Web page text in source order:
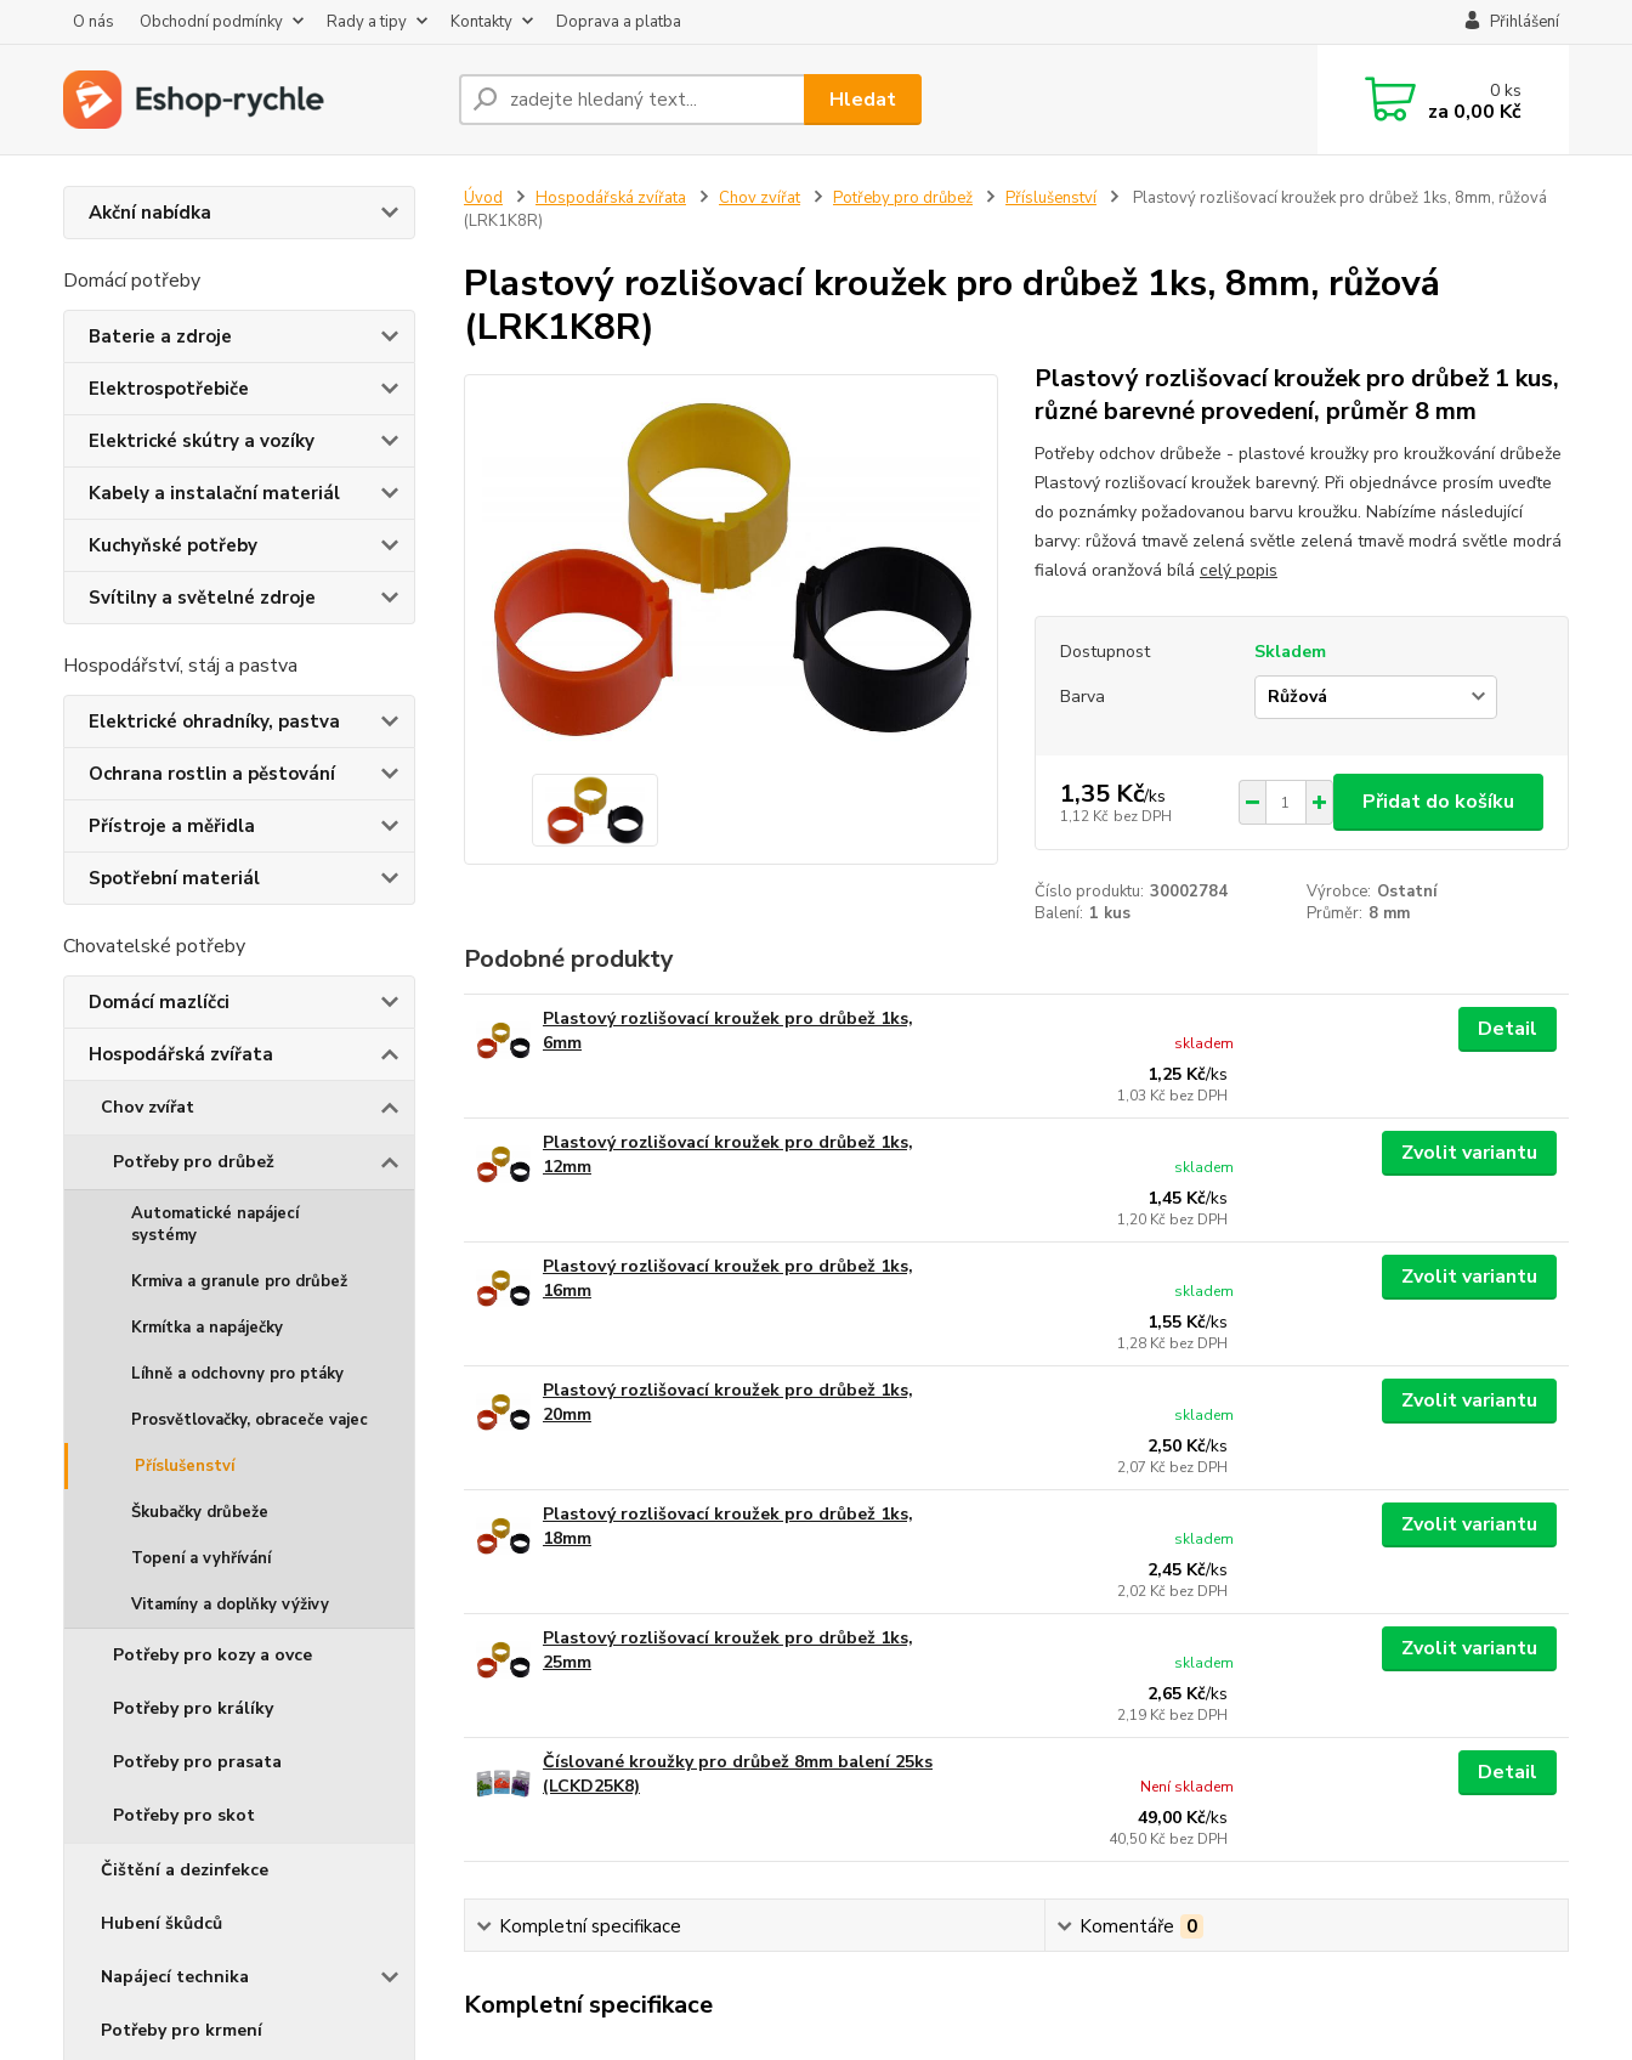
O nás Obchodní podmínky Rady a tipy Kontakty Doprava a platba Přihlášení
Hledat 0ks
za 0,00 Kč
Akční nabídka
Domácí potřeby
Baterie a zdroje
Elektrospotřebiče
Elektrické skútry a vozíky
Kabely a instalační materiál
Kuchyňské potřeby
Svítilny a světelné zdroje
Hospodářství, stáj a pastva
Elektrické ohradníky, pastva
Ochrana rostlin a pěstování
Přístroje a měřidla
Spotřební materiál
Chovatelské potřeby
Domácí mazlíčci
Hospodářská zvířata
Chov zvířat
Potřeby pro drůbež
Automatické napájecí
systémy
Krmiva a granule pro drůbež
Krmítka a napáječky
Líhně a odchovny pro ptáky
Prosvětlovačky, obraceče vajec
Příslušenství
Škubačky drůbeže
Topení a vyhřívání
Vitamíny a doplňky výživy
Potřeby pro kozy a ovce
Potřeby pro králíky
Potřeby pro prasata
Potřeby pro skot
Čištění a dezinfekce
Hubení škůdců
Napájecí technika
Potřeby pro krmení
Úvod Hospodářská zvířata Chov zvířat Potřeby pro drůbež Příslušenství
Plastový rozlišovací kroužek pro drůbež 1ks, 8mm, růžová
(LRK1K8R)
Plastový rozlišovací kroužek pro drůbež 1ks, 8mm, růžová
(LRK1K8R)
Plastový rozlišovací kroužek pro drůbež 1 kus,
různé barevné provedení, průměr 8 mm
Potřeby odchov drůbeže - plastové kroužky pro kroužkování drůbeže
Plastový rozlišovací kroužek barevný. Při objednávce prosím uveďte
do poznámky požadovanou barvu kroužku. Nabízíme následující
barvy: růžová tmavě zelená světle zelená tmavě modrá světle modrá
fialová oranžová bílá celý popis
Dostupnost
Skladem
Barva
1,35 Kč/ks
1,12 Kč bez DPH
Přidat do košíku
Číslo produktu: 30002784 Výrobce: Ostatní
Balení: 1 kus Průměr: 8 mm
Podobné produkty
Plastový rozlišovací kroužek pro drůbež 1ks,
6mm
1,25 Kč/ks
1,03 Kč bez DPH
skladem
Detail
Plastový rozlišovací kroužek pro drůbež 1ks,
12mm
1,45 Kč/ks
1,20 Kč bez DPH
skladem
Zvolit variantu
Plastový rozlišovací kroužek pro drůbež 1ks,
16mm
1,55 Kč/ks
1,28 Kč bez DPH
skladem
Zvolit variantu
Plastový rozlišovací kroužek pro drůbež 1ks,
20mm
2,50 Kč/ks
2,07 Kč bez DPH
skladem
Zvolit variantu
Plastový rozlišovací kroužek pro drůbež 1ks,
18mm
2,45 Kč/ks
2,02 Kč bez DPH
skladem
Zvolit variantu
Plastový rozlišovací kroužek pro drůbež 1ks,
25mm
2,65 Kč/ks
2,19 Kč bez DPH
skladem
Zvolit variantu
Číslované kroužky pro drůbež 8mm balení 25ks
(LCKD25K8)
49,00 Kč/ks
40,50 Kč bez DPH
Není skladem
Detail
Kompletní specifikace Komentáře 0
Kompletní specifikace